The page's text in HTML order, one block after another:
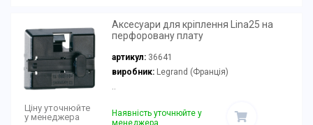
Ціну уточнюйте
у менеджера
Аксесуари для кріплення Lina25 на
перфоровану плату
артикул: 36641
виробник:Legrand (Франція)
..
Наявність уточнюйте у
менеджера